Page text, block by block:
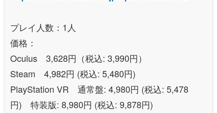
プレイ人数：1人
価格：
Oculus 3,628円（税込: 3,990円）
Steam 4,982円 (税込: 5,480円)
PlayStation VR 通常盤: 4,980円 (税込: 5,478
円) 特装版: 8,980円 (税込: 9,878円)